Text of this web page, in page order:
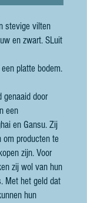
stevige vilten
en zwart. SLuit
platte bodem.
genaaid door
een
en Gansu. Zij
om producten te
zijn. Voor
zij wol van hun
Met het geld dat
hun